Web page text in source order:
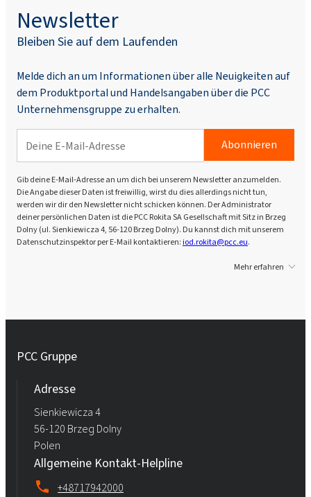
Newsletter
Bleiben Sie auf dem Laufenden
Melde dich an um Informationen über alle Neuigkeiten auf
dem Produktportal und Handelsangaben über die PCC
Unternehmensgruppe zu erhalten.
Abonnieren
Gib deine E-Mail-Adresse an um dich bei unserem Newsletter anzumelden.
Die Angabe dieser Daten ist freiwillig, wirst du dies allerdings nicht tun,
werden wir dir den Newsletter nicht schicken können. Der Administrator
deiner persönlichen Daten ist die PCC Rokita SA Gesellschaft mit Sitz in Brzeg
Dolny (ul. Sienkiewicza 4, 56-120 Brzeg Dolny). Du kannst dich mit unserem
Datenschutzinspektor per E-Mail kontaktieren:iod.rokita@pcc.eu.
Mehr erfahren
PCC Gruppe
Adresse
Sienkiewicza 4
56-120 Brzeg Dolny
Polen
Allgemeine Kontakt-Helpline
+48717942000